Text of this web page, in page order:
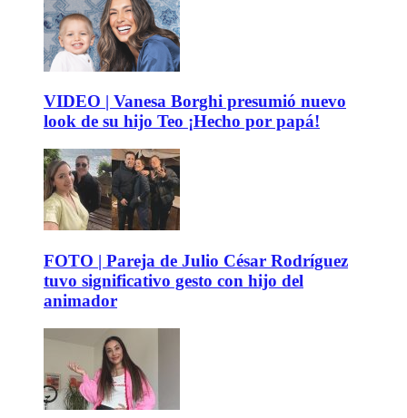
VIDEO | Vanesa Borghi presumió nuevo
look de su hijo Teo ¡Hecho por papá!
FOTO | Pareja de Julio César Rodríguez
tuvo significativo gesto con hijo del
animador